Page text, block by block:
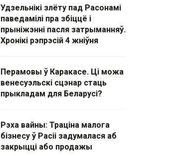
Удзельнікі злёту пад Расонамі
паведамілі пра збіццё і
прыніжэнні пасля затрыманняў.
Хронікі рэпрэсій 4 жніўня
Перамовы ў Каракасе. Ці можа
венесуэльскі сцэнар стаць
прыкладам для Беларусі?
Рэха вайны: Траціна малога
бізнесу ў Расіі задумалася аб
закрыцці або продажы